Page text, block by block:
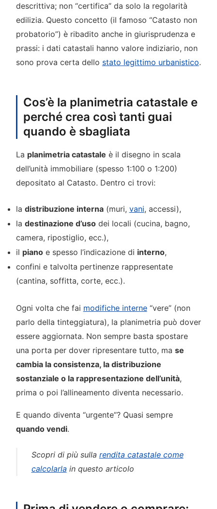
descrittiva; non “certifica” da solo la regolarità
edilizia. Questo concetto (il famoso “Catasto non
probatorio”) è ribadito anche in giurisprudenza e
prassi: i dati catastali hanno valore indiziario, non
sono prova certa dello stato legittimo urbanistico.
Cos’è la planimetria catastale e
perché crea così tanti guai
quando è sbagliata
La planimetria catastale è il disegno in scala
dell’unità immobiliare (spesso 1:100 o 1:200)
depositato al Catasto. Dentro ci trovi:
la distribuzione interna(muri, vani, accessi),
la destinazione d’usodei locali (cucina, bagno,
camera, ripostiglio, ecc.),
il pianoe spesso l’indicazione di interno,
confini e talvolta pertinenze rappresentate
(cantina, soffitta, corte, ecc.).
Ogni volta che fai modifiche interne“vere” (non
parlo della tinteggiatura), la planimetria può dover
essere aggiornata. Non sempre basta spostare
una porta per dover ripresentare tutto, ma se
cambia la consistenza, la distribuzione
sostanziale o la rappresentazione dell’unità,
prima o poi l’allineamento diventa necessario.
E quando diventa “urgente”? Quasi sempre
quando vendi.
Scopri di più sulla rendita catastale come
calcolarla in questo articolo